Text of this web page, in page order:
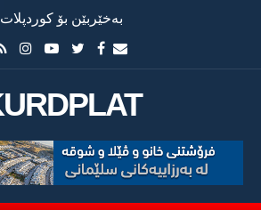
بەخێربێن بۆ کوردپلات
KURDPLAT